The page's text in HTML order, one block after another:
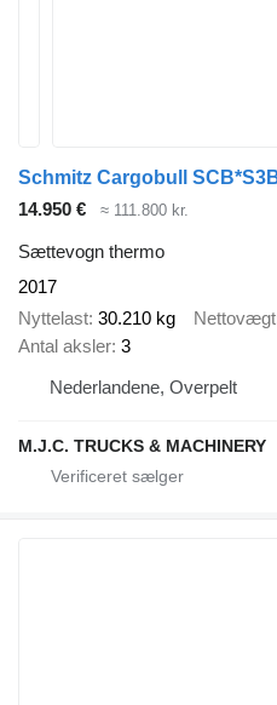
14.950 € ≈ 111.800 kr.
Sættevogn thermo
2017
Nyttelast 30.210 kg Nettovægt
Antal aksler 3
Nederlandene, Overpelt
M.J.C. TRUCKS & MACHINERY